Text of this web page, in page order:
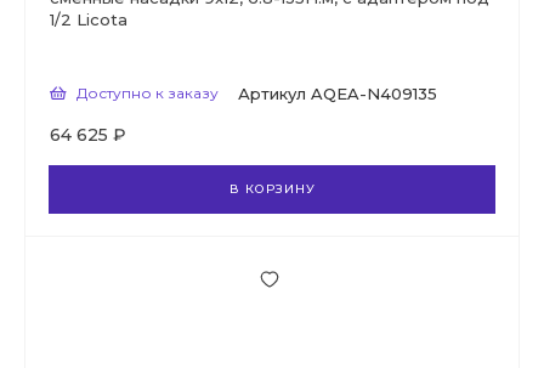
1/2 Licota
Доступно к заказу Артикул AQEA-N409135
64 625 ₽
В КОРЗИНУ